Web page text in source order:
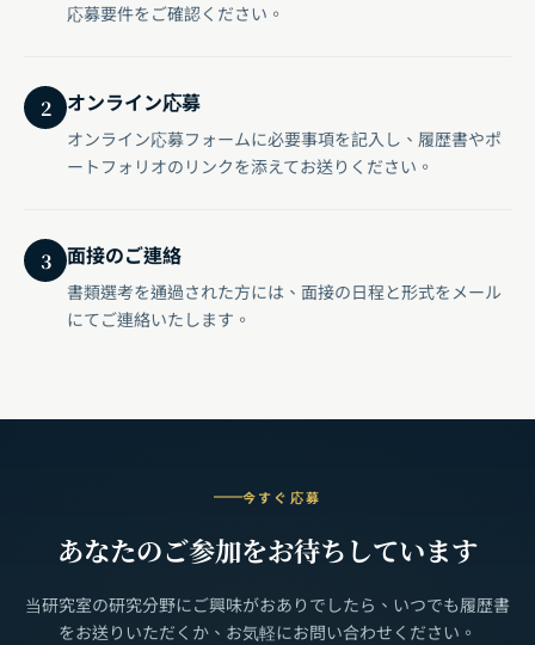
応募要件をご確認ください。
2 オンライン応募
オンライン応募フォームに必要事項を記入し、履歴書やポ
ートフォリオのリンクを添えてお送りください。
3 面接のご連絡
書類選考を通過された方には、面接の日程と形式をメール
にてご連絡いたします。
今すぐ応募
あなたのご参加をお待ちしています
当研究室の研究分野にご興味がおありでしたら、いつでも履歴書
をお送りいただくか、お気軽にお問い合わせください。